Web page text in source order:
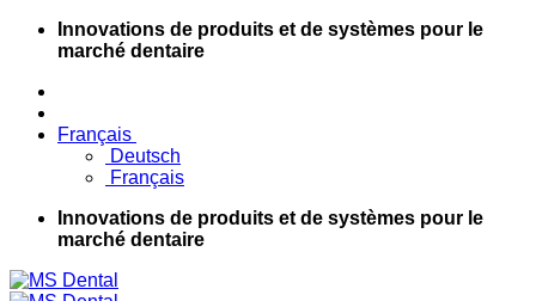
PasserInnovations de produits et de systèmes pour le
marché dentaire
Français
Deutsch
Français
Innovations de produits et de systèmes pour le
marché dentaire